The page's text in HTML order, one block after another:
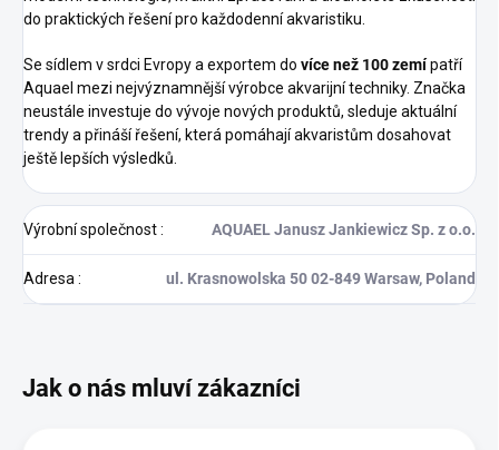
do praktických řešení pro každodenní akvaristiku.
Se sídlem v srdci Evropy a exportem do více než 100 zemípatří
Aquael mezi nejvýznamnější výrobce akvarijní techniky. Značka
neustále investuje do vývoje nových produktů, sleduje aktuální
trendy a přináší řešení, která pomáhají akvaristům dosahovat
ještě lepších výsledků.
Výrobní společnost: AQUAEL Janusz Jankiewicz Sp. z o.o.
Adresa : ul. Krasnowolska 50 02-849 Warsaw, Poland